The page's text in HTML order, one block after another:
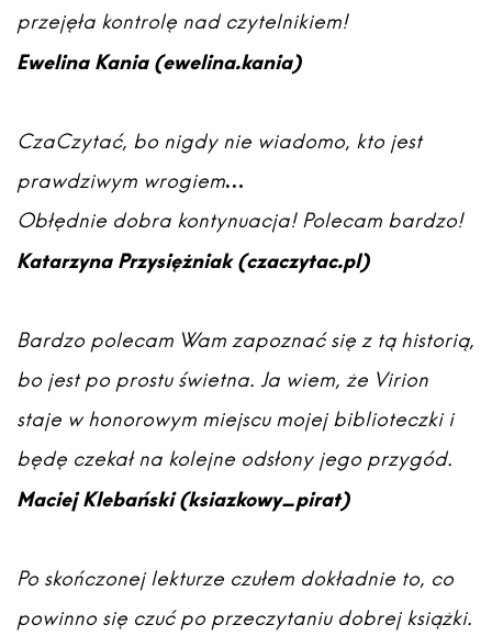
przejęła kontrolę nad czytelnikiem!
Ewelina Kania (ewelina.kania)
CzaCzytać, bo nigdy nie wiadomo, kto jest
prawdziwym wrogiem…
Obłędnie dobra kontynuacja! Polecam bardzo!
Katarzyna Przysiężniak (czaczytac.pl)
Bardzo polecam Wam zapoznać się z tą historią,
bo jest po prostu świetna. Ja wiem, że Virion
staje w honorowym miejscu mojej biblioteczki i
będę czekał na kolejne odsłony jego przygód.
Maciej Klebański (ksiazkowy_pirat)
Po skończonej lekturze czułem dokładnie to, co
powinno się czuć po przeczytaniu dobrej książki.